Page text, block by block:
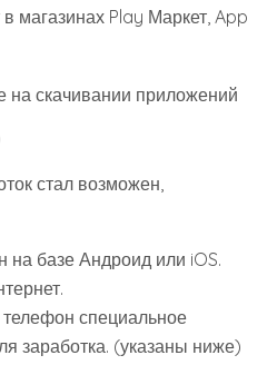
магазинах Play Маркет, App
стал возможен,
на базе Андроид или iOS.
телефон специальное
заработка. (указаны ниже)